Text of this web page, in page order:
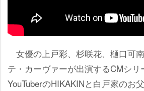
女優の上戸彩、杉咲花、樋口可
テ・カーヴァーが出演するCMシリ
YouTuberのHIKAKINと白戸家のお